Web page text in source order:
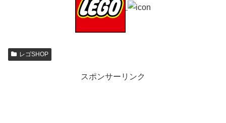
レゴSHOP
スポンサーリンク